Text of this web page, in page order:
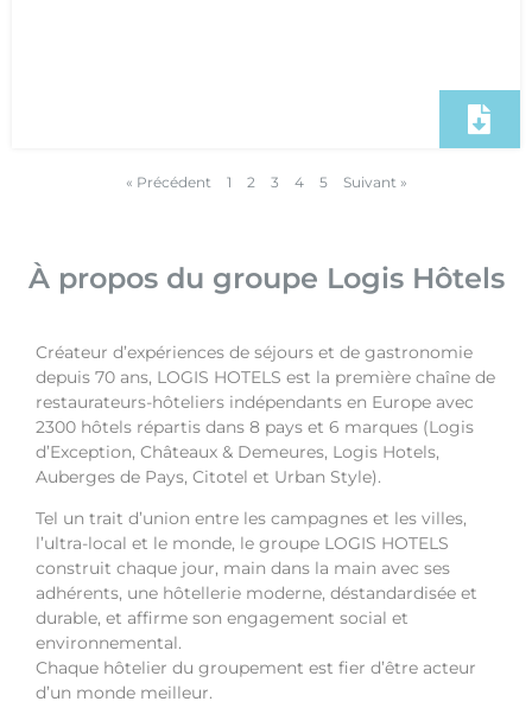
« Précédent 1 2 3 4 5 Suivant »
À propos du groupe Logis Hôtels
Créateur d’expériences de séjours et de gastronomie
depuis 70 ans, LOGIS HOTELS est la première chaîne de
restaurateurs-hôteliers indépendants en Europe avec
2300 hôtels répartis dans 8 pays et 6 marques (Logis
d’Exception, Châteaux & Demeures, Logis Hotels,
Auberges de Pays, Citotel et Urban Style).
Tel un trait d’union entre les campagnes et les villes,
l’ultra-local et le monde, le groupe LOGIS HOTELS
construit chaque jour, main dans la main avec ses
adhérents, une hôtellerie moderne, déstandardisée et
durable, et affirme son engagement social et
environnemental.
Chaque hôtelier du groupement est fier d’être acteur
d’un monde meilleur.